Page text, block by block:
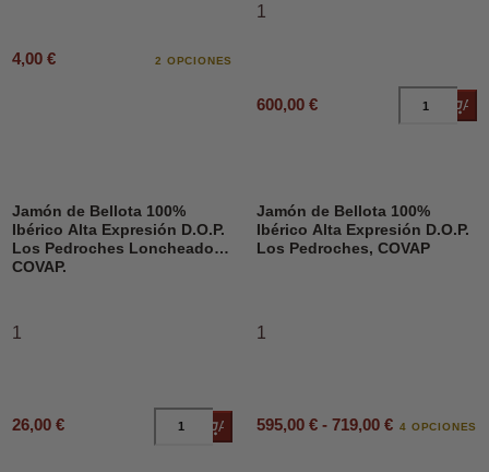
4,00 € 2 OPCIONES
1
600,00 €
Jamón de Bellota 100%
Ibérico Alta Expresión D.O.P.
Los Pedroches Loncheado,
COVAP.
1
26,00 € Añadir al carrito
Jamón de Bellota 100%
Ibérico Alta Expresión D.O.P.
Los Pedroches, COVAP
1
595,00 € - 719,00 € 4 OPCIONES